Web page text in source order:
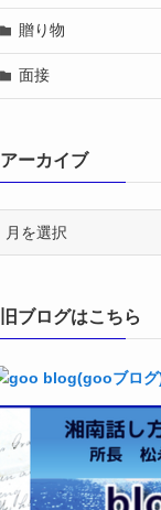
贈り物
面接
アーカイブ
旧ブログはこちら